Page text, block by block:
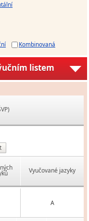
Kombinovaná
listem
Vyučované jazyky
A